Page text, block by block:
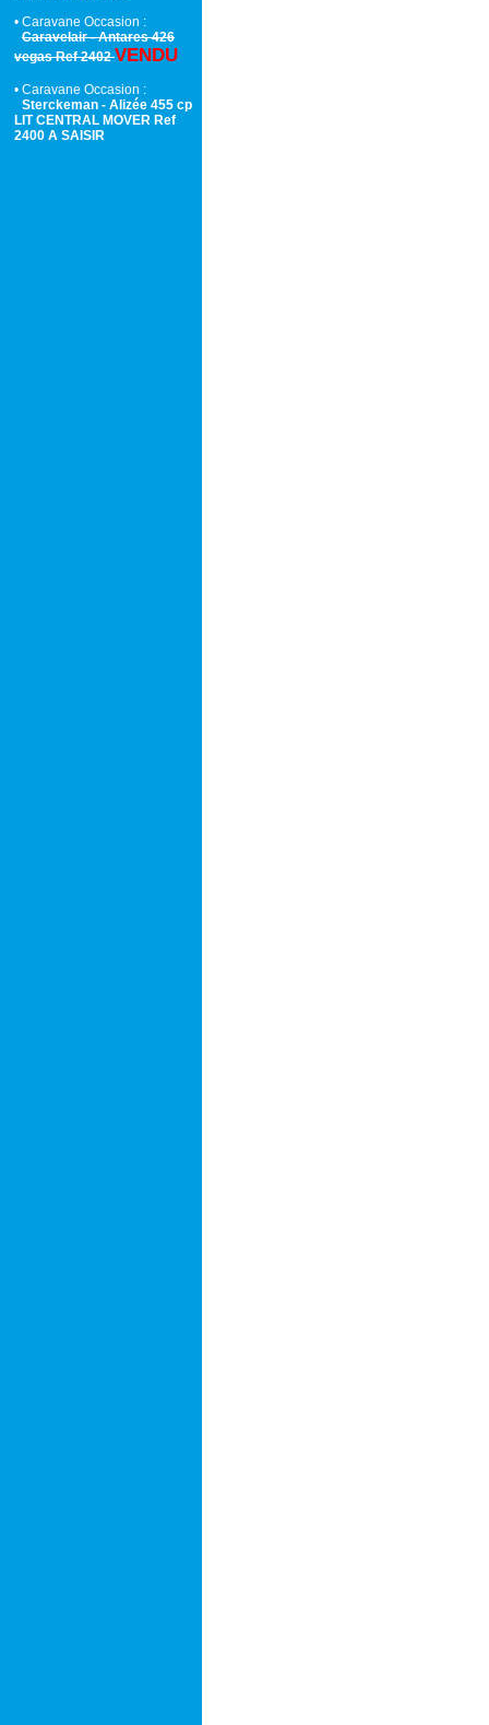
• Caravane Occasion :
Caravelair - Antares 426
vegas Ref 2402VENDU
• Caravane Occasion :
Sterckeman - Alizée 455 cp
LIT CENTRAL MOVER Ref
2400 A SAISIR